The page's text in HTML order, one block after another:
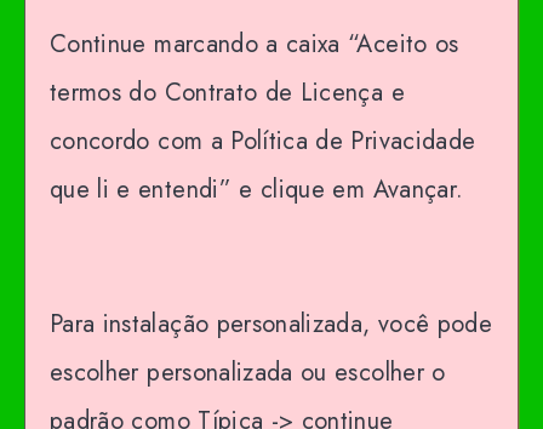
Continue marcando a caixa “Aceito os
termos do Contrato de Licença e
concordo com a Política de Privacidade
que li e entendi” e clique em Avançar.
Para instalação personalizada, você pode
escolher personalizada ou escolher o
padrão como Típica -> continue